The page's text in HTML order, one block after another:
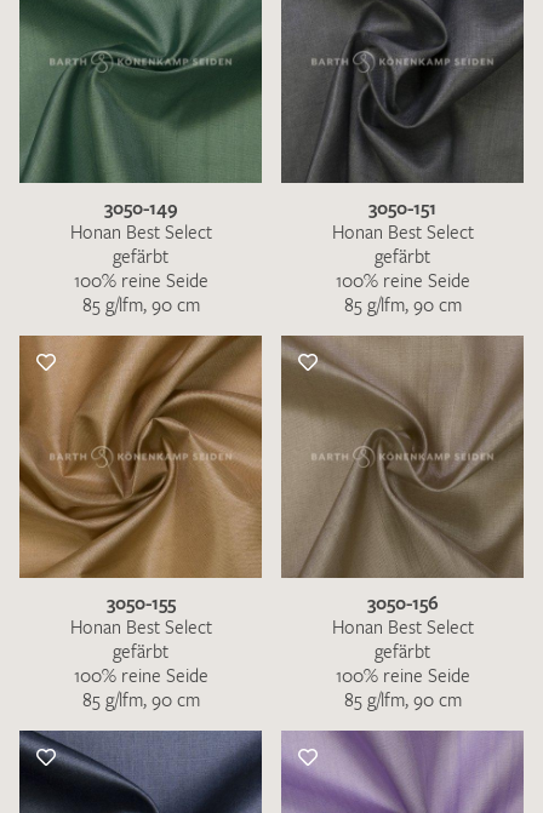
3050-149
Honan Best Select
gefärbt
100% reine Seide
85 g/lfm, 90 cm
3050-151
Honan Best Select
gefärbt
100% reine Seide
85 g/lfm, 90 cm
3050-155
Honan Best Select
gefärbt
100% reine Seide
85 g/lfm, 90 cm
3050-156
Honan Best Select
gefärbt
100% reine Seide
85 g/lfm, 90 cm